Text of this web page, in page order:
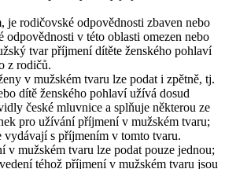
je rodičovské odpovědnosti zbaven nebo
v této oblasti omezen nebo
tvar příjmení dítěte ženského pohlaví
z rodičů.
v mužském tvaru lze podat i zpětně, tj.
dítě ženského pohlaví užívá dosud
české mluvnice a splňuje některou ze
pro užívání příjmení v mužském tvaru;
vydávají s příjmením v tomto tvaru.
v mužském tvaru lze podat pouze jednou;
téhož příjmení v mužském tvaru jsou